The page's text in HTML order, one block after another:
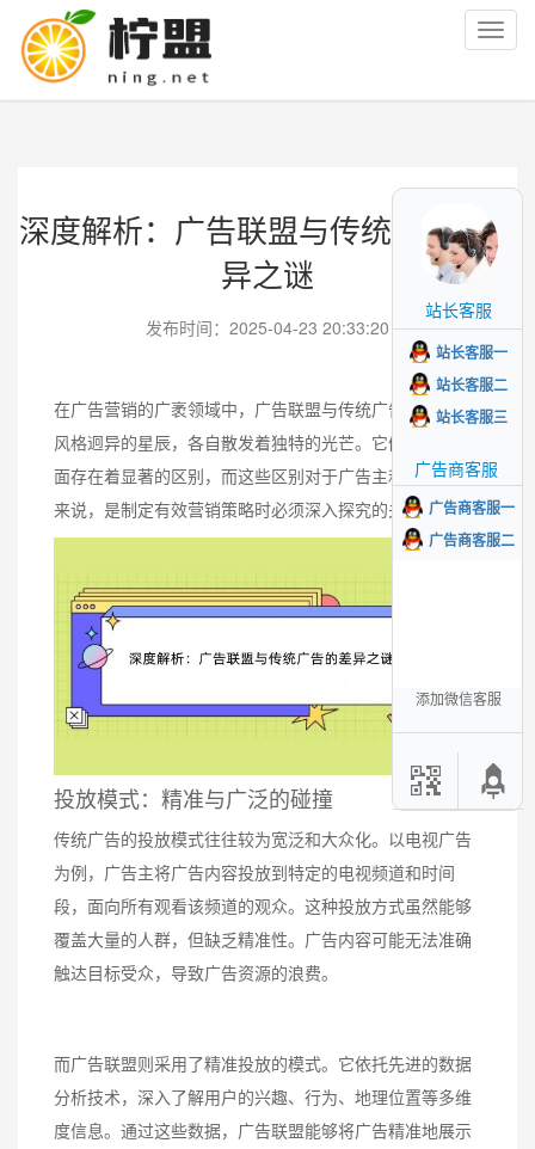
深度解析：广告联盟与传统广告的差
异之谜
发布时间：2025-04-23 20:33:20
在广告营销的广袤领域中，广告联盟与传统广告宛如两颗
风格迥异的星辰，各自散发着独特的光芒。它们在诸多方
面存在着显著的区别，而这些区别对于广告主和营销人员
来说，是制定有效营销策略时必须深入探究的关键因素。
投放模式：精准与广泛的碰撞
传统广告的投放模式往往较为宽泛和大众化。以电视广告
为例，广告主将广告内容投放到特定的电视频道和时间
段，面向所有观看该频道的观众。这种投放方式虽然能够
覆盖大量的人群，但缺乏精准性。广告内容可能无法准确
触达目标受众，导致广告资源的浪费。
而广告联盟则采用了精准投放的模式。它依托先进的数据
分析技术，深入了解用户的兴趣、行为、地理位置等多维
度信息。通过这些数据，广告联盟能够将广告精准地展示
站长客服
站长客服一
站长客服二
站长客服三
广告商客服
广告商客服一
广告商客服二
添加微信客服